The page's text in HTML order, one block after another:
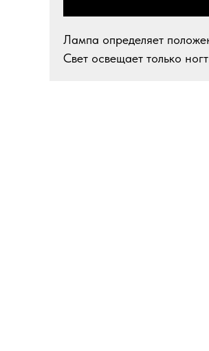
Лампа определяет
Свет освещает только